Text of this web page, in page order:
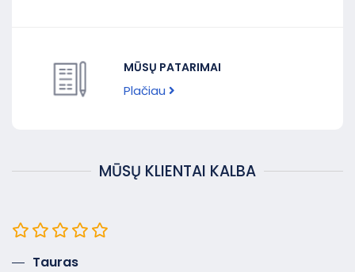
MŪSŲ PATARIMAI
Plačiau
MŪSŲ KLIENTAI KALBA
Tauras